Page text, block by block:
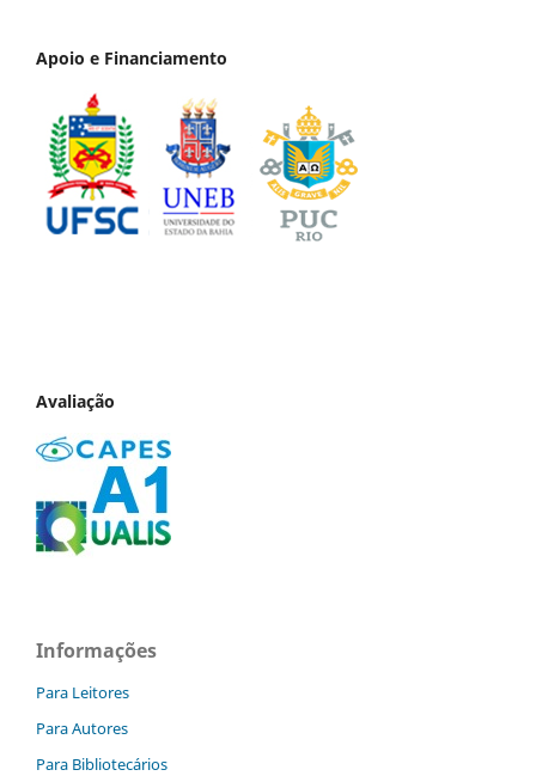
Apoio e Financiamento
Avaliação
Informações
Para Leitores
Para Autores
Para Bibliotecários